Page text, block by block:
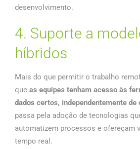
desenvolvimento.
4. Suporte a
híbridos
Mais do que permitir o trabalho
que as equipes tenham acesso às
dados certos, independentemente de
passa pela adoção de tecnologias
automatizem processos e ofereçam
tempo real.